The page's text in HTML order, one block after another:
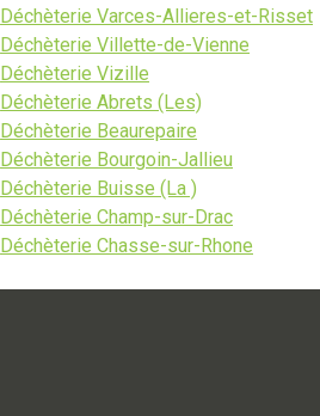
Déchèterie Varces-Allieres-et-Risset
Déchèterie Villette-de-Vienne
Déchèterie Vizille
Déchèterie Abrets (Les)
Déchèterie Beaurepaire
Déchèterie Bourgoin-Jallieu
Déchèterie Buisse (La )
Déchèterie Champ-sur-Drac
Déchèterie Chasse-sur-Rhone